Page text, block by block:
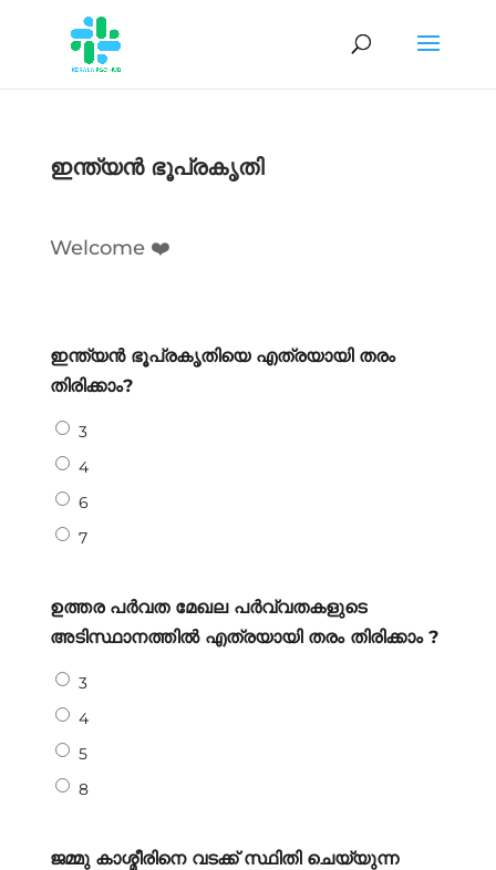
ഇന്ത്യൻ ഭൂപ്രകൃതി
Welcome ❤️
ഇന്ത്യൻ ഭൂപ്രകൃതിയെ എത്രയായി തരം
തിരിക്കാം?
3
4
6
7
ഉത്തര പർവത മേഖല പർവ്വതകളുടെ
അടിസ്ഥാനത്തിൽ എത്രയായി തരം തിരിക്കാം ?
3
4
5
8
ജമ്മു കാശ്മീരിനെ വടക്ക് സ്ഥിതി ചെയ്യുന്ന